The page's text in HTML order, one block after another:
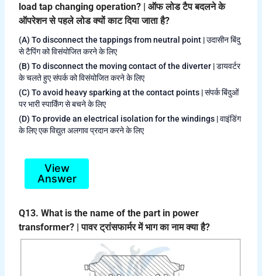
load tap changing operation? | ऑफ लोड टैप बदलने के
ऑपरेशन से पहले लोड क्यों काट दिया जाता है?
(A) To disconnect the tappings from neutral point | उदासीन बिंदु
से टैपिंग को विसंयोजित करने के लिए
(B) To disconnect the moving contact of the diverter | डायवर्टर
के चलते हुए संपर्क को विसंयोजित करने के लिए
(C) To avoid heavy sparking at the contact points | संपर्क बिंदुओं
पर भारी स्पार्किंग से बचने के लिए
(D) To provide an electrical isolation for the windings | वाइंडिंग
के लिए एक विद्युत अलगाव प्रदान करने के लिए
View
Answer
Q13. What is the name of the part in power
transformer? | पावर ट्रांसफार्मर में भाग का नाम क्या है?